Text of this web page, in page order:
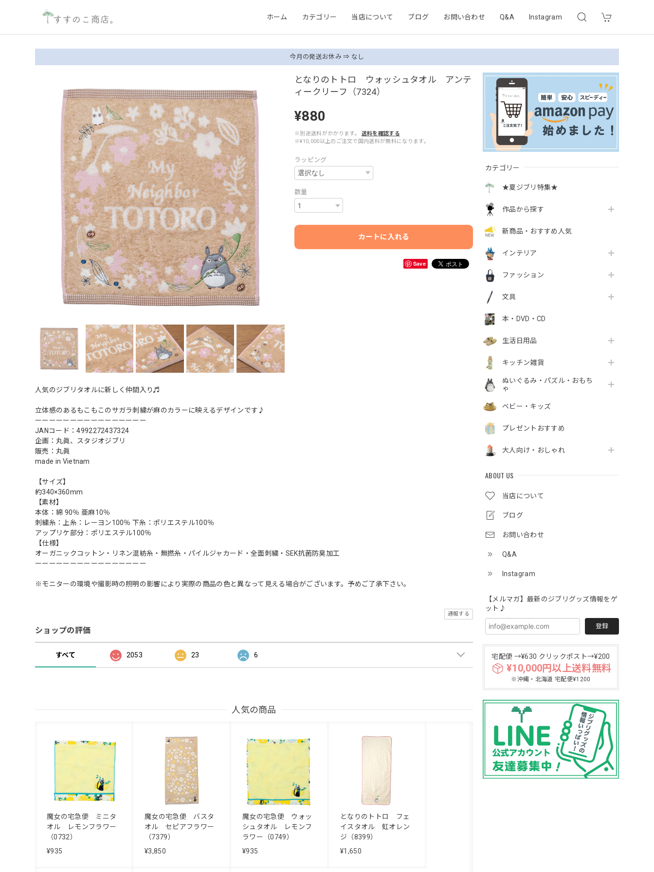
ホーム カテゴリー 当店について ブログ お問い合わせ Q&A Instagram
今月の発送お休み ⇒ なし
カテゴリー
★夏ジブリ特集★
作品から探す
新商品・おすすめ人気
インテリア
ファッション
文具
本・DVD・CD
生活日用品
キッチン雑貨
ぬいぐるみ・パズル・おもち
ゃ
ベビー・キッズ
プレゼントおすすめ
大人向け・おしゃれ
ABOUT US
当店について
ブログ
お問い合わせ
Q&A
Instagram
【メルマガ】最新のジブリグッズ情報をゲ
ット♪
登録
宅配便 →¥630 クリックポスト→¥200
¥10,000円以上送料無料
※沖縄・北海道 宅配便¥1200
となりのトトロ ウォッシュタオル アンテ
ィークリーフ（7324）
¥880
※別途送料がかかります。
送料を確認する
※¥10,000以上のご注文で国内送料が無料になります。
ラッピング
数量
カートに入れる
Save
人気のジブリタオルに新しく仲間入り♬
立体感のあるもこもこのサガラ刺繍が麻のカラーに映えるデザインです♪
ーーーーーーーーーーーーーーーー
JANコード：4992272437324
企画：丸眞、スタジオジブリ
販売：丸眞
made in Vietnam
【サイズ】
約340×360mm
【素材】
本体：綿 90％ 亜麻10％
刺繍糸：上糸：レーヨン100％ 下糸：ポリエステル100％
アップリケ部分：ポリエステル100％
【仕様】
オーガニックコットン・リネン混紡糸・無撚糸・パイルジャカード・全面刺繍・SEK抗菌防臭加工
ーーーーーーーーーーーーーーーー
※モニターの環境や撮影時の照明の影響により実際の商品の色と異なって見える場合がございます。予めご了承下さい。
通報する
ショップの評価
すべて 2053 23 6
人気の商品
魔女の宅急便 ミニタ
オル レモンフラワー
（0732）
¥935
魔女の宅急便 バスタ
オル セピアフラワー
（7379）
¥3,850
魔女の宅急便 ウォッ
シュタオル レモンフ
ラワー（0749）
¥935
となりのトトロ フェ
イスタオル 虹オレン
ジ（8399）
¥1,650